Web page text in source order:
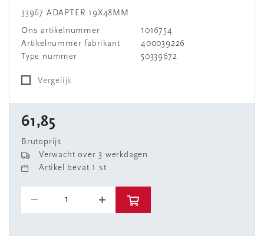
33967 ADAPTER 19X48MM
Ons artikelnummer
1016754
Artikelnummer fabrikant
400039226
Type nummer
50339672
Vergelijk
61,85
Brutoprijs
Verwacht over 3 werkdagen
Artikel bevat 1 st